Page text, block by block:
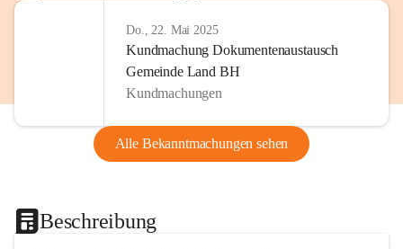
Do., 22. Mai 2025
Kundmachung Dokumentenaustausch
Gemeinde Land BH
Kundmachungen
Alle Bekanntmachungen sehen
Beschreibung